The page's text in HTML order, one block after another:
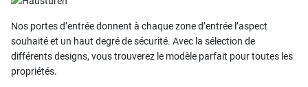
Nos portes d’entrée donnent à chaque zone d’entrée l’aspect
souhaité et un haut degré de sécurité. Avec la sélection de
différents designs, vous trouverez le modèle parfait pour toutes les
propriétés.